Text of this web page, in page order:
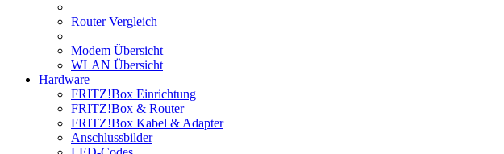
Router Vergleich
Modem Übersicht
WLAN Übersicht
Hardware
FRITZ!Box Einrichtung
FRITZ!Box & Router
FRITZ!Box Kabel & Adapter
Anschlussbilder